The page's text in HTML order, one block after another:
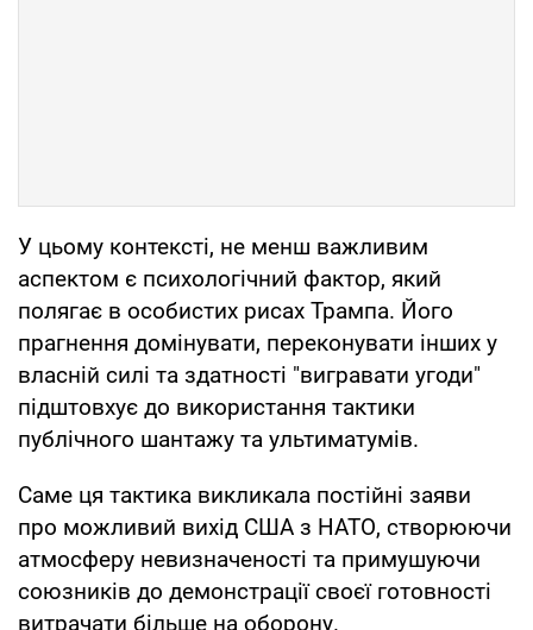
У цьому контексті, не менш важливим
аспектом є психологічний фактор, який
полягає в особистих рисах Трампа. Його
прагнення домінувати, переконувати інших у
власній силі та здатності "вигравати угоди"
підштовхує до використання тактики
публічного шантажу та ультиматумів.
Саме ця тактика викликала постійні заяви
про можливий вихід США з НАТО, створюючи
атмосферу невизначеності та примушуючи
союзників до демонстрації своєї готовності
витрачати більше на оборону.